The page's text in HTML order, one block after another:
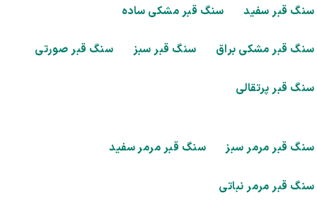
قبر سفید سنگ قبر مشکی ساده
قبر مشکی براق سنگ قبر سبز سنگ قبر صورتی
قبر پرتقالی
قبر مرمر سبز سنگ قبر مرمر سفید
قبر مرمر نباتی